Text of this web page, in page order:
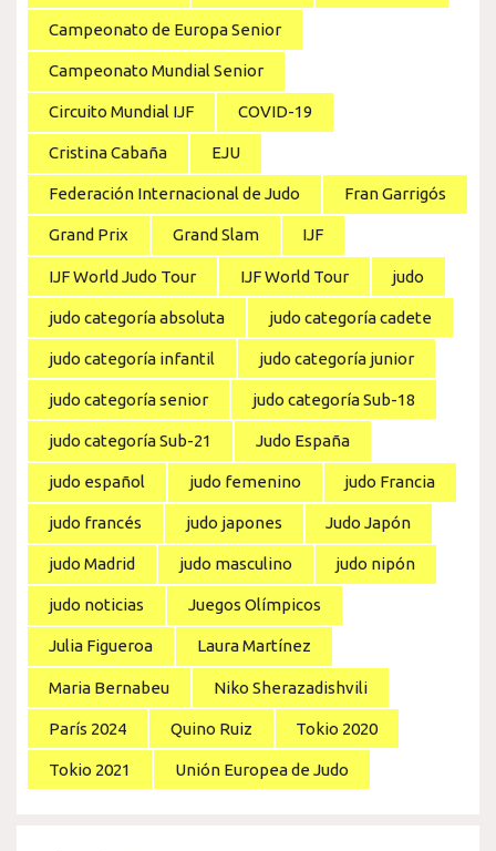
Campeonato de Europa Senior
Campeonato Mundial Senior
Circuito Mundial IJF COVID-19
Cristina Cabaña EJU
Federación Internacional de Judo Fran Garrigós
Grand Prix Grand Slam IJF
IJF World Judo Tour IJF World Tour judo
judo categoría absoluta judo categoría cadete
judo categoría infantil judo categoría junior
judo categoría senior judo categoría Sub-18
judo categoría Sub-21 Judo España
judo español judo femenino judo Francia
judo francés judo japones Judo Japón
judo Madrid judo masculino judo nipón
judo noticias Juegos Olímpicos
Julia Figueroa Laura Martínez
Maria Bernabeu Niko Sherazadishvili
París 2024 Quino Ruiz Tokio 2020
Tokio 2021 Unión Europea de Judo